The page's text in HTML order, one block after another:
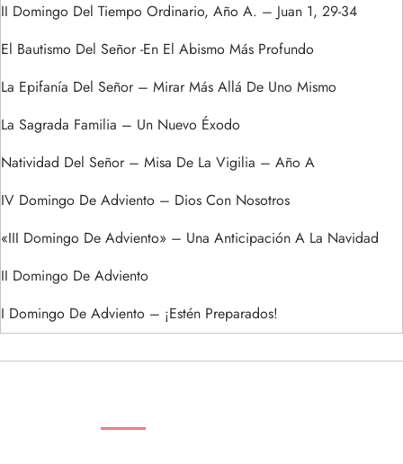
II Domingo Del Tiempo Ordinario, Año A. – Juan 1, 29-34
El Bautismo Del Señor -En El Abismo Más Profundo
La Epifanía Del Señor – Mirar Más Allá De Uno Mismo
La Sagrada Familia – Un Nuevo Éxodo
Natividad Del Señor – Misa De La Vigilia – Año A
IV Domingo De Adviento – Dios Con Nosotros
«III Domingo De Adviento» – Una Anticipación A La Navidad
II Domingo De Adviento
I Domingo De Adviento – ¡Estén Preparados!